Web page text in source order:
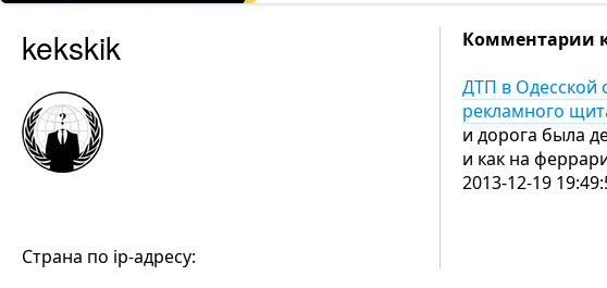
kekskik
Страна по ip-адресу:
Комментарии
ДТП в Одесской
рекламного
и дорога была
и как на
2013-12-19